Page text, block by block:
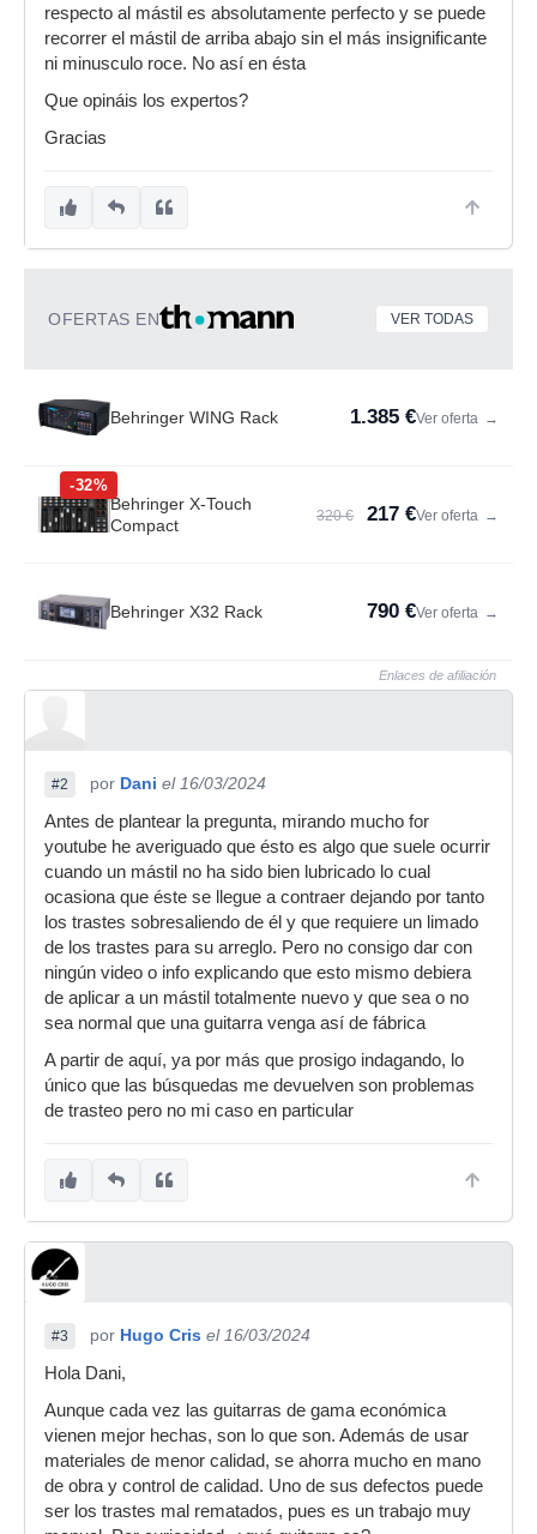
respecto al mástil es absolutamente perfecto y se puede
recorrer el mástil de arriba abajo sin el más insignificante
ni minusculo roce. No así en ésta
Que opináis los expertos?
Gracias
OFERTAS EN VER TODAS
Behringer WING Rack 1.385 €Ver oferta →
-32%
Behringer X-Touch
Compact
320 € 217 €Ver oferta →
Behringer X32 Rack 790 €Ver oferta →
Enlaces de afiliación
#2 por Dani el 16/03/2024
Antes de plantear la pregunta, mirando mucho for
youtube he averiguado que ésto es algo que suele ocurrir
cuando un mástil no ha sido bien lubricado lo cual
ocasiona que éste se llegue a contraer dejando por tanto
los trastes sobresaliendo de él y que requiere un limado
de los trastes para su arreglo. Pero no consigo dar con
ningún video o info explicando que esto mismo debiera
de aplicar a un mástil totalmente nuevo y que sea o no
sea normal que una guitarra venga así de fábrica
A partir de aquí, ya por más que prosigo indagando, lo
único que las búsquedas me devuelven son problemas
de trasteo pero no mi caso en particular
#3 por Hugo Cris el 16/03/2024
Hola Dani,
Aunque cada vez las guitarras de gama económica
vienen mejor hechas, son lo que son. Además de usar
materiales de menor calidad, se ahorra mucho en mano
de obra y control de calidad. Uno de sus defectos puede
ser los trastes mal rematados, pues es un trabajo muy